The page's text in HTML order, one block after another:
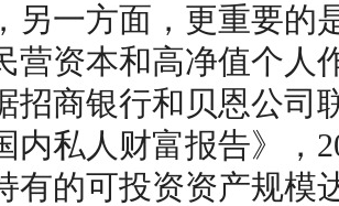
另一方面，更重要的
营资本和高净值个人
商银行和贝恩公司
内私人财富报告》，
有的可投资资产规模